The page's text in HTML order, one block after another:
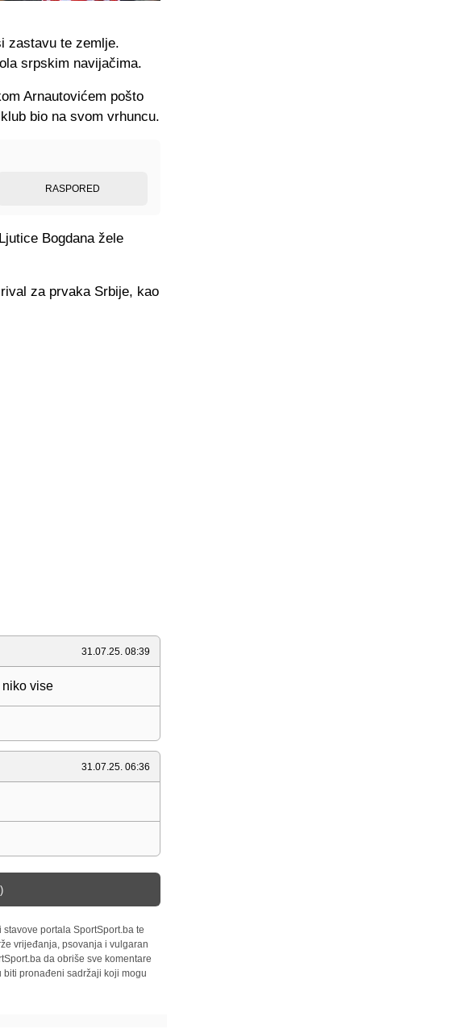
zastavu te zemlje.
srpskim navijačima.
Arnautovićem pošto
bio na svom vrhuncu.
RASPORED
Bogdana žele
za prvaka Srbije, kao
31.07.25. 08:39
niko vise
31.07.25. 06:36
portala SportSport.ba te
vrijeđanja, psovanja i vulgaran
da obriše sve komentare
biti pronađeni sadržaji koji mogu